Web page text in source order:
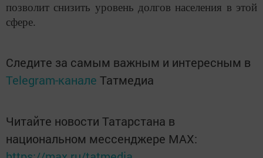
позволит снизить уровень долгов населения в этой
сфере.
Следите за самым важным и интересным в
Telegram-канале Татмедиа
Читайте новости Татарстана в
национальном мессенджере MАХ: